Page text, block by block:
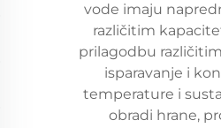
vode imaju
različitim
prilagodbu
isparavanje i
temperature i
obradi hrane,